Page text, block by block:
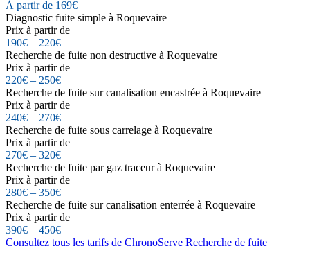
À partir de 169€
Diagnostic fuite simple à Roquevaire
Prix à partir de
190€ – 220€
Recherche de fuite non destructive à Roquevaire
Prix à partir de
220€ – 250€
Recherche de fuite sur canalisation encastrée à Roquevaire
Prix à partir de
240€ – 270€
Recherche de fuite sous carrelage à Roquevaire
Prix à partir de
270€ – 320€
Recherche de fuite par gaz traceur à Roquevaire
Prix à partir de
280€ – 350€
Recherche de fuite sur canalisation enterrée à Roquevaire
Prix à partir de
390€ – 450€
Consultez tous les tarifs de ChronoServe Recherche de fuite